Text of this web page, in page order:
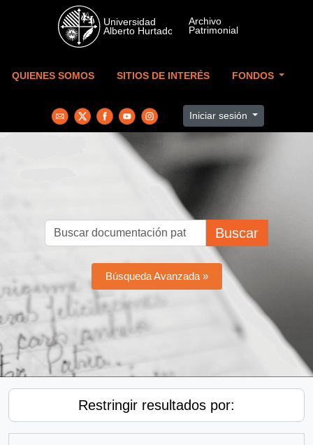
Skip to main content
QUIENES SOMOS SITIOS DE INTERÉS FONDOS
Iniciar sesión
Buscar
Búsqueda Avanzada »
Restringir resultados por: